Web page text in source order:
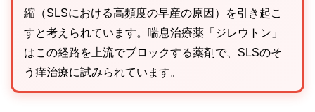
縮（SLSにおける高頻度の早産の原因）を引き起こ
すと考えられています。喘息治療薬「ジレウトン」
はこの経路を上流でブロックする薬剤で、SLSのそ
う痒治療に試みられています。